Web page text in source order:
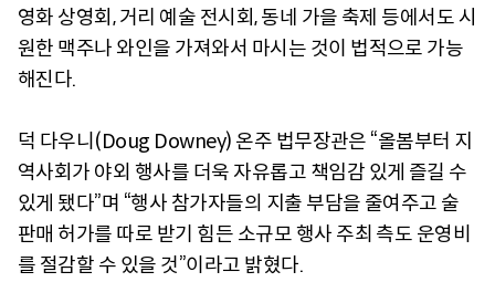
영화 상영회, 거리 예술 전시회, 동네 가을 축제 등에서도 시
원한 맥주나 와인을 가져와서 마시는 것이 법적으로 가능
해진다.
덕 다우니(Doug Downey) 온주 법무장관은 “올봄부터 지
역사회가 야외 행사를 더욱 자유롭고 책임감 있게 즐길 수
있게 됐다”며 “행사 참가자들의 지출 부담을 줄여주고 술
판매 허가를 따로 받기 힘든 소규모 행사 주최 측도 운영비
를 절감할 수 있을 것”이라고 밝혔다.